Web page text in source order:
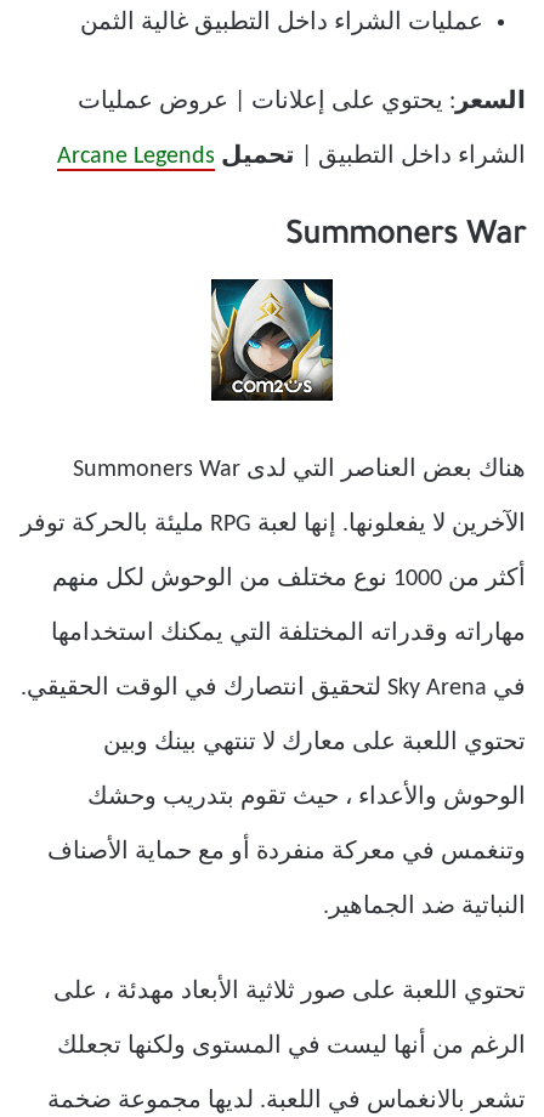
عمليات الشراء داخل التطبيق غالية الثمن
السعر : يحتوي على إعلانات | عروض عمليات
الشراء داخل التطبيق | تحميل Arcane Legends
Summoners War
هناك بعض العناصر التي لدى Summoners War
الآخرين لا يفعلونها. إنها لعبة RPG مليئة بالحركة توفر
أكثر من 1000 نوع مختلف من الوحوش لكل منهم
مهاراته وقدراته المختلفة التي يمكنك استخدامها
في Sky Arena لتحقيق انتصارك في الوقت الحقيقي.
تحتوي اللعبة على معارك لا تنتهي بينك وبين
الوحوش والأعداء ، حيث تقوم بتدريب وحشك
وتنغمس في معركة منفردة أو مع حماية الأصناف
النباتية ضد الجماهير.
تحتوي اللعبة على صور ثلاثية الأبعاد مهدئة ، على
الرغم من أنها ليست في المستوى ولكنها تجعلك
تشعر بالانغماس في اللعبة. لديها مجموعة ضخمة